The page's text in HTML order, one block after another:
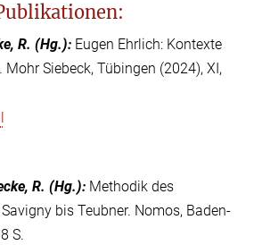
R. (Hg.): Eugen Ehrlich: Kontexte
Mohr Siebeck, Tübingen (2024), XI,
R. (Hg.): Methodik des
bis Teubner. Nomos, Baden-
S.